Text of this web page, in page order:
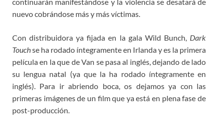
nuevo cobrándose más y más víctimas.
Con distribuidora ya fijada en la gala Wild Bunch, Dark
Touchse ha rodado íntegramente en Irlanda y es la primera
película en la que de Van se pasa al inglés, dejando de lado
su lengua natal (ya que la ha rodado íntegramente en
inglés). Para ir abriendo boca, os dejamos ya con las
primeras imágenes de un film que ya está en plena fase de
post-producción.